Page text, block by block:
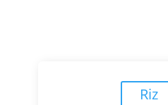
Riz